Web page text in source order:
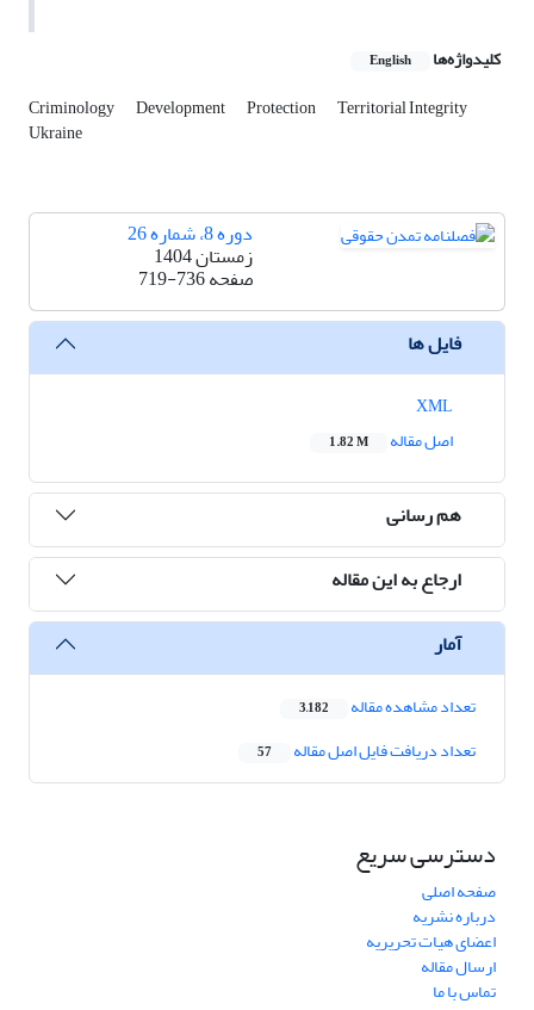
کلیدواژه‌ها English
Criminology Development Protection Territorial Integrity
Ukraine
دوره 8، شماره 26
زمستان 1404
صفحه719-736
فایل ها
اصل مقاله
1.82 M
هم رسانی
ارجاع به این مقاله
آمار
تعداد مشاهده مقاله 3,182
تعداد دریافت فایل اصل مقاله 57
دسترسی سریع
صفحه اصلی
درباره نشریه
اعضای هیات تحریریه
ارسال مقاله
تماس با ما